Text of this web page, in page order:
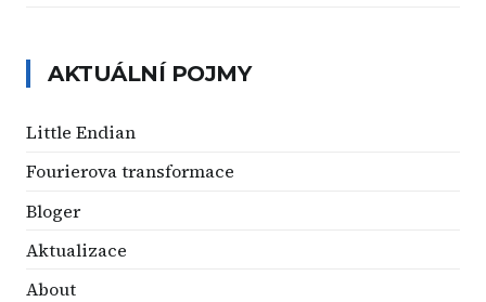
AKTUÁLNÍ POJMY
Little Endian
Fourierova transformace
Bloger
Aktualizace
About